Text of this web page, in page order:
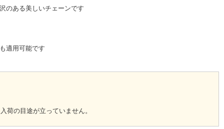
のある美しいチェーンです
適用可能です
荷の目途が立っていません。